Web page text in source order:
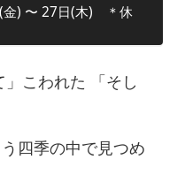
(金) 〜 27日(木) ＊休
」こわれた 「そし
四季の中で見つめ